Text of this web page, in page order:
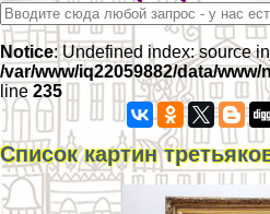
Notice: Undefined index: source in
/var/www/iq22059882/data/
line 235
Список картин